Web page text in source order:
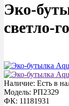
Эко-
светло-
Наличие: Есть в
Модель: РП2329
ФК: 11181931